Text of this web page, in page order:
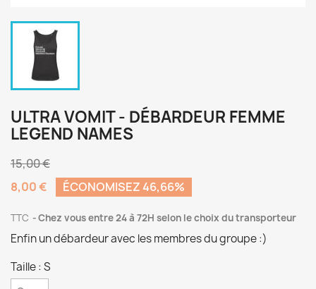
ULTRA VOMIT - DÉBARDEUR FEMME
LEGEND NAMES
15,00 €
8,00 €
ÉCONOMISEZ 46,66%
TTC Chez vous entre 24 à 72H selon le choix du transporteur
Enfin un débardeur avec les membres du groupe :)
Taille : S